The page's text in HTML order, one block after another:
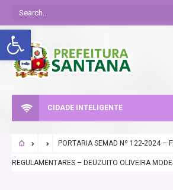
Abrir a barra de ferramentas
CIDADE INTELIGENTE
PORTARIA SEMAD Nº 122-2024 –
REGULAMENTARES – DEUZUITO OLIVEIRA